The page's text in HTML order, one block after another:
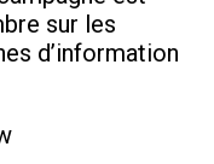
sur les
d’information